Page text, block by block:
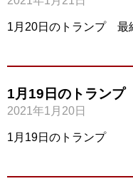
1月20日のトランプ 最
1月19日のトランプ
2021年1月20日
1月19日のトランプ